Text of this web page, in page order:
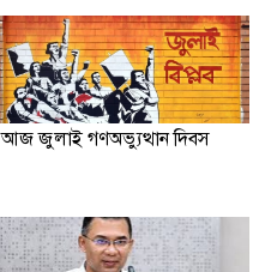
আজ জুলাই গণঅভ্যুত্থান দিবস